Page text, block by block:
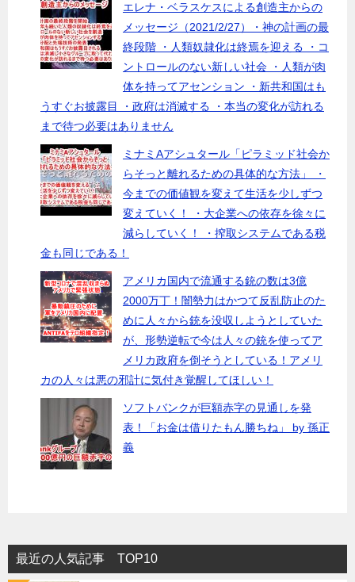
エレナ・ベラスケスによる創造主からの
メッセージ（2021/2/27）・神の計画の最
終段階 ・人類奴隷化は終焉を迎える ・コ
ントロールのない新しい社会 ・人類が肉
体を持ってアセンション ・新共和国はも
うすぐお披露目 ・政府は消滅する ・本当の変化が訪れる
まで待つ必要はありません
ミナミAアシュタール「ピラミッド社会か
らそっと離れるための具体的な方法」 ・
今までの価値観を変えて生活を少しずつ
変えていく！ ・大企業への依存を徐々に
減らしていく！ ・搾取システムである税
金も同じである！
アメリカ国内で流通する銃の数は3億
2000万丁！闇勢力はかつて反乱防止のた
めに人々から銃を没収しようとしていた
が、形勢逆転で今は人々の銃を使ってア
メリカ政府を倒そうとしている！アメリ
カの人々は悪の邪計に気付き覚醒してほしい！
ソフトバンクが巨額赤字の見通しを発
表！「お金は借りたもん勝ちね」 by 孫正
義
最近の人気記事 TOP10